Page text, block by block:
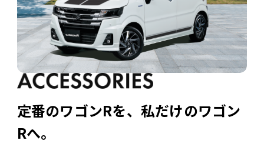
定番のワゴンRを、私だけのワゴン
Rへ。